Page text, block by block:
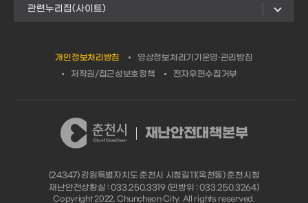
관련누리집(사이트)
개인정보처리방침
영상정보처리기기운영·관리방침
저작권/접근성보호정책
전자우편수집거부
재난안전대책본부
(24347) 강원특별자치도 춘천시 시청길11(옥천동) 춘천시청
재난안전상황실 : 033.250.3319 (민방위 : 033.250.3264)
Copyright 2022. Chuncheon City. All rights reserved.